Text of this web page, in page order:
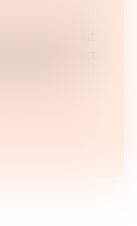
ans avait
suspect